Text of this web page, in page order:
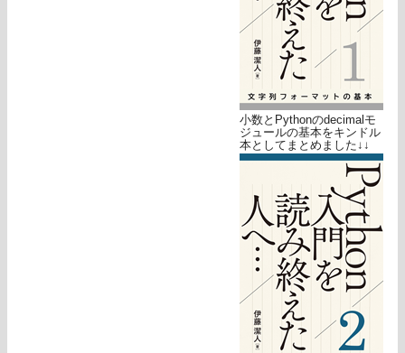
小数とPythonのdecimalモ
ジュールの基本をキンドル
本としてまとめました↓↓